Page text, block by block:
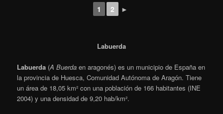
1 2 ►
Labuerda
Labuerda (A Buerda en aragonés) es un municipio de España en
la provincia de Huesca, Comunidad Autónoma de Aragón. Tiene
un área de 18,05 km² con una población de 166 habitantes (INE
2004) y una densidad de 9,20 hab/km².